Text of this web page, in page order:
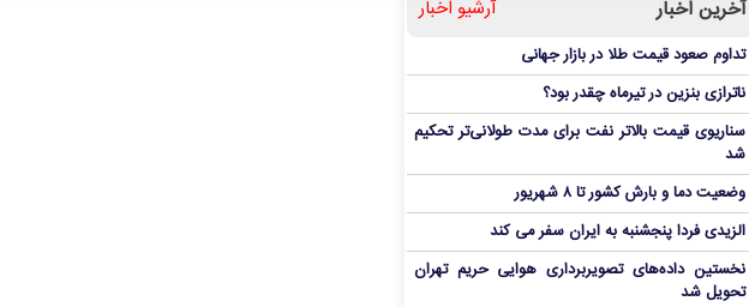
آخرین اخبار آرشیو اخبار
تداوم صعود قیمت طلا در بازار جهانی
ناترازی بنزین در تیرماه چقدر بود؟
سناریوی قیمت بالاتر نفت برای مدت طولانی‌تر تحکیم
شد
وضعیت دما و بارش کشور تا ۸ شهریور
الزیدی فردا پنجشنبه به ایران سفر می کند
نخستین داده‌های تصویربرداری هوایی حریم تهران
تحویل شد